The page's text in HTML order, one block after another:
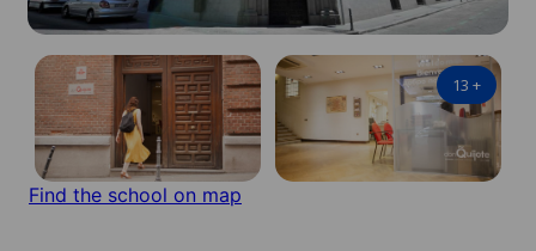
13 +
Find the school on map